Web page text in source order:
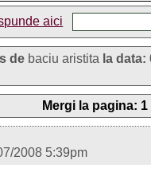
aici
de baciu aristita la data:
Mergi la pagina: 1
2008 5:39pm